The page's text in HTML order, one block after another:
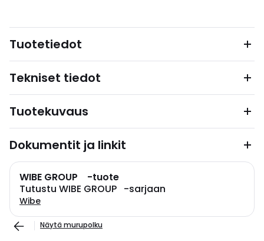
Tuotetiedot
Tekniset tiedot
Tuotekuvaus
Dokumentit ja linkit
WIBE GROUP -tuote
Tutustu WIBE GROUP -sarjaan
Wibe
Näytä murupolku